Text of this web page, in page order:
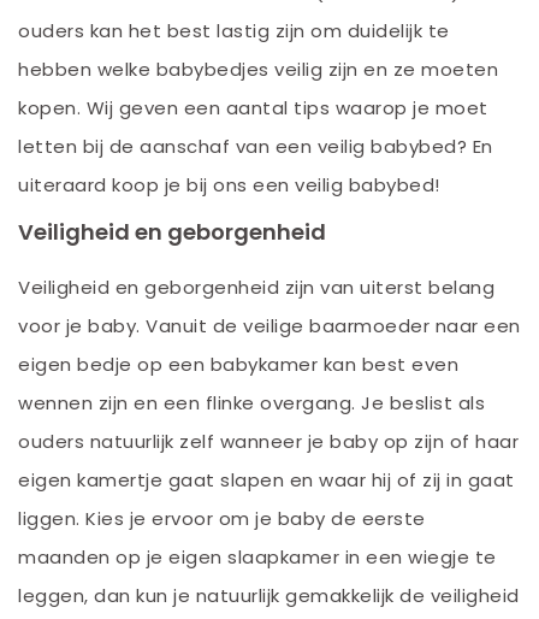
ouders kan het best lastig zijn om duidelijk te
hebben welke babybedjes veilig zijn en ze moeten
kopen. Wij geven een aantal tips waarop je moet
letten bij de aanschaf van een veilig babybed? En
uiteraard koop je bij ons een veilig babybed!
Veiligheid en geborgenheid
Veiligheid en geborgenheid zijn van uiterst belang
voor je baby. Vanuit de veilige baarmoeder naar een
eigen bedje op een babykamer kan best even
wennen zijn en een flinke overgang. Je beslist als
ouders natuurlijk zelf wanneer je baby op zijn of haar
eigen kamertje gaat slapen en waar hij of zij in gaat
liggen. Kies je ervoor om je baby de eerste
maanden op je eigen slaapkamer in een wiegje te
leggen, dan kun je natuurlijk gemakkelijk de veiligheid